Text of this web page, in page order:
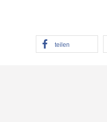
teilen